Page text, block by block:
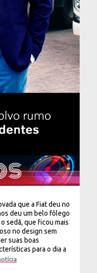
que a Fiat deu no
deu um belo fôlego
sedã, que ficou mais
no design sem
suas boas
para o dia a